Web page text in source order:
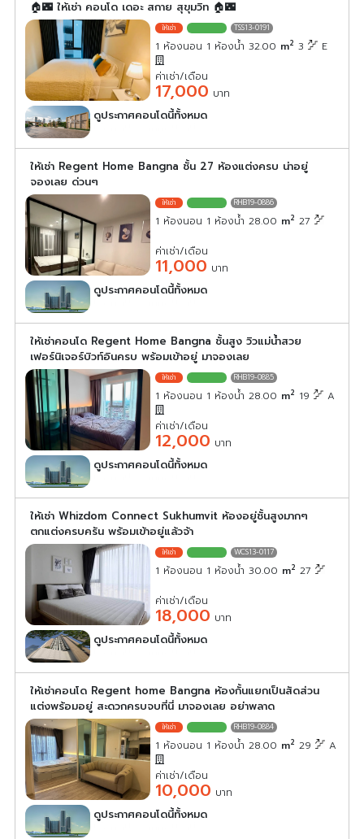
🏠🌃 ให้เช่า คอนโด เดอะ สกาย สุขุมวิท 🏠🌃
TSS13-0191
1 ห้องนอน 1 ห้องน้ำ 32.00 m2 3 E
ค่าเช่า/เดือน
17,000 บาท
ดูประกาศคอนโดนี้ทั้งหมด
เลือกดูประกาศคอนโดนี้
ให้เช่า Regent Home Bangna ชั้น 27 ห้องแต่งครบ น่าอยู่
จองเลย ด่วนๆ
RHB19-0886
1 ห้องนอน 1 ห้องน้ำ 28.00 m2 27
ค่าเช่า/เดือน
11,000 บาท
ดูประกาศคอนโดนี้ทั้งหมด
เลือกดูประกาศคอนโดนี้
ให้เช่าคอนโด Regent Home Bangna ชั้นสูง วิวแม่น้ำสวย
เฟอร์นิเจอร์บิวท์อินครบ พร้อมเข้าอยู่ มาจองเลย
RHB19-0885
1 ห้องนอน 1 ห้องน้ำ 28.00 m2 19 A
ค่าเช่า/เดือน
12,000 บาท
ดูประกาศคอนโดนี้ทั้งหมด
เลือกดูประกาศคอนโดนี้
ให้เช่า Whizdom Connect Sukhumvit ห้องอยู่ชั้นสูงมากๆ
ตกแต่งครบครัน พร้อมเข้าอยู่แล้วจ้า
WCS13-0117
1 ห้องนอน 1 ห้องน้ำ 30.00 m2 27
ค่าเช่า/เดือน
18,000 บาท
ดูประกาศคอนโดนี้ทั้งหมด
เลือกดูประกาศคอนโดนี้
ให้เช่าคอนโด Regent home Bangna ห้องกั้นแยกเป็นสัดส่วน
แต่งพร้อมอยู่ สะดวกครบจบที่นี่ มาจองเลย อย่าพลาด
RHB19-0884
1 ห้องนอน 1 ห้องน้ำ 28.00 m2 29 A
ค่าเช่า/เดือน
10,000 บาท
ดูประกาศคอนโดนี้ทั้งหมด
เลือกดูประกาศคอนโดนี้